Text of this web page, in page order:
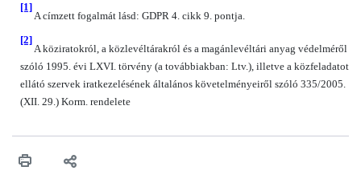
[1]
A címzett fogalmát lásd: GDPR 4. cikk 9. pontja.
[2]
A köziratokról, a közlevéltárakról és a magánlevéltári anyag védelméről
szóló 1995. évi LXVI. törvény (a továbbiakban: Ltv.), illetve a közfeladatot
ellátó szervek iratkezelésének általános követelményeiről szóló 335/2005.
(XII. 29.) Korm. rendelete